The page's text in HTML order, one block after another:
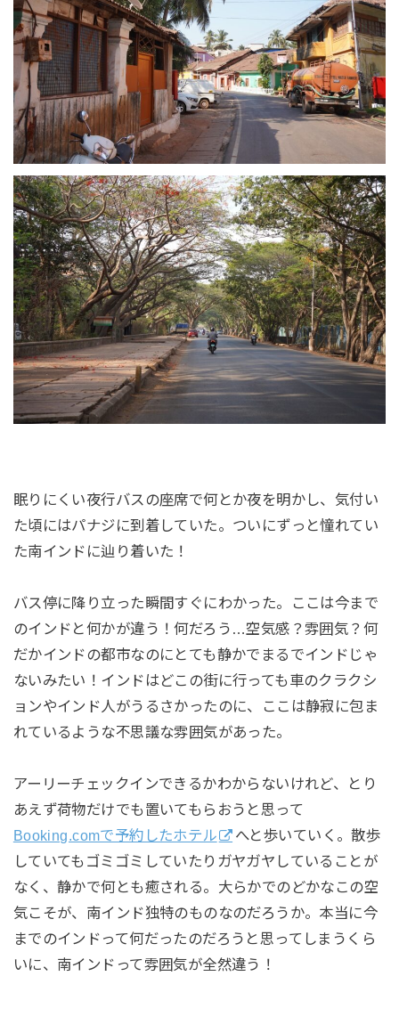
眠りにくい夜行バスの座席で何とか夜を明かし、気付い
た頃にはパナジに到着していた。ついにずっと憧れてい
た南インドに辿り着いた！
バス停に降り立った瞬間すぐにわかった。ここは今まで
のインドと何かが違う！何だろう…空気感？雰囲気？何
だかインドの都市なのにとても静かでまるでインドじゃ
ないみたい！インドはどこの街に行っても車のクラクシ
ョンやインド人がうるさかったのに、ここは静寂に包ま
れているような不思議な雰囲気があった。
アーリーチェックインできるかわからないけれど、とり
あえず荷物だけでも置いてもらおうと思って
Booking.comで予約したホテル
へと歩いていく。散歩
していてもゴミゴミしていたりガヤガヤしていることが
なく、静かで何とも癒される。大らかでのどかなこの空
気こそが、南インド独特のものなのだろうか。本当に今
までのインドって何だったのだろうと思ってしまうくら
いに、南インドって雰囲気が全然違う！